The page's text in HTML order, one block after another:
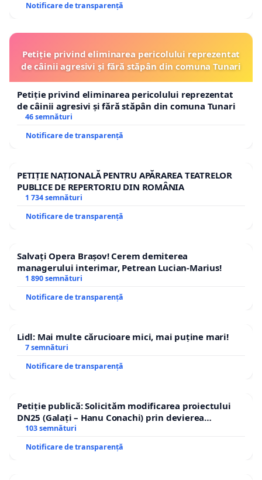
Notificare de transparență
Petiție privind eliminarea pericolului reprezentat
de câinii agresivi și fără stăpân din comuna Tunari
Petiție privind eliminarea pericolului reprezentat
de câinii agresivi și fără stăpân din comuna Tunari
46 semnături
Notificare de transparență
PETIȚIE NAȚIONALĂ PENTRU APĂRAREA TEATRELOR
PUBLICE DE REPERTORIU DIN ROMÂNIA
1 734 semnături
Notificare de transparență
Salvați Opera Brașov! Cerem demiterea
managerului interimar, Petrean Lucian-Marius!
1 890 semnături
Notificare de transparență
Lidl: Mai multe cărucioare mici, mai puține mari!
7 semnături
Notificare de transparență
Petiție publică: Solicităm modificarea proiectului
DN25 (Galați – Hanu Conachi) prin devierea
traseului în afara localităților!
103 semnături
Notificare de transparență